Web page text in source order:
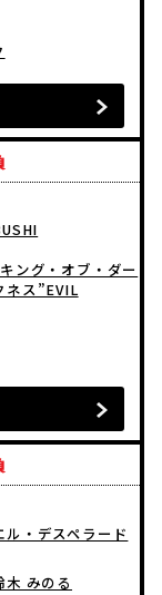
ング・オブ・ダー
ネス”EVIL
ル・デスペラード
木 みのる